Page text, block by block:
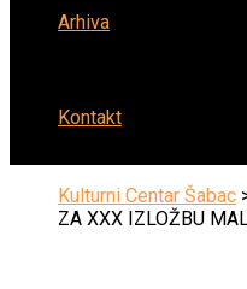
Arhiva
Kontakt
Kulturni Centar Šabac
ZA XXX IZLOŽBU